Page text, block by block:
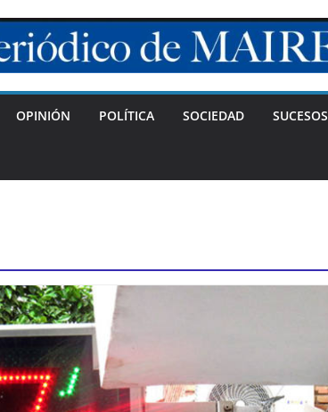
OPINIÓN POLÍTICA SOCIEDAD SUCESOS